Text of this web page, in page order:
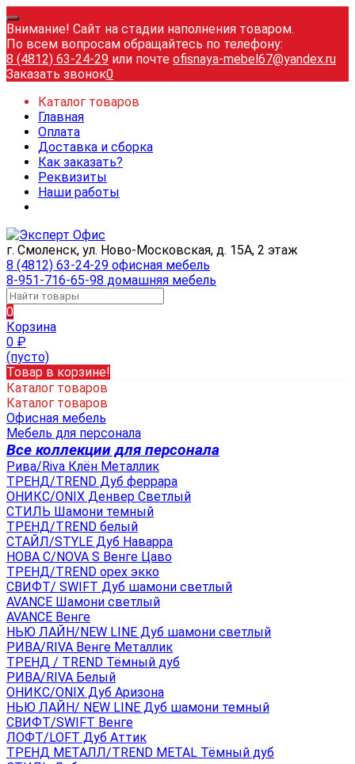
Внимание! Сайт на стадии наполнения товаром.
По всем вопросам обращайтесь по телефону:
8 (4812) 63-24-29 или почте ofisnaya-mebel67@yandex.ru
Заказать звонок0
Каталог товаров
Главная
Оплата
Доставка и сборка
Как заказать?
Реквизиты
Наши работы
г. Смоленск, ул. Ново-Московская, д. 15А, 2 этаж
8 (4812) 63-24-29 офисная мебель
8-951-716-65-98 домашняя мебель
0
Корзина
0 ₽
(пусто)
Товар в корзине!
Каталог товаров
Каталог товаров
Офисная мебель
Мебель для персонала
Все коллекции для персонала
Рива/Riva Клён Металлик
ТРЕНД/TREND Дуб феррара
ОНИКС/ONIX Денвер Светлый
СТИЛЬ Шамони темный
ТРЕНД/TREND белый
СТАЙЛ/STYLE Дуб Наварра
НОВА С/NOVA S Венге Цаво
ТРЕНД/TREND орех экко
СВИФТ/ SWIFT Дуб шамони светлый
AVANCE Шамони светлый
AVANCE Венге
НЬЮ ЛАЙН/NEW LINE Дуб шамони светлый
РИВА/RIVA Венге Металлик
TРЕНД / TREND Тёмный дуб
РИВА/RIVA Белый
ОНИКС/ONIX Дуб Аризона
НЬЮ ЛАЙН/ NEW LINE Дуб шамони темный
СВИФТ/SWIFT Венге
ЛОФТ/LOFT Дуб Аттик
ТРЕНД МЕТАЛЛ/TREND METAL Тёмный дуб